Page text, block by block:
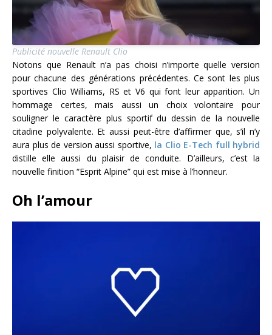
Publicité nouvelle Renault Clio
Notons que Renault n’a pas choisi n’importe quelle version
pour chacune des générations précédentes. Ce sont les plus
sportives Clio Williams, RS et V6 qui font leur apparition. Un
hommage certes, mais aussi un choix volontaire pour
souligner le caractère plus sportif du dessin de la nouvelle
citadine polyvalente. Et aussi peut-être d’affirmer que, s’il n’y
aura plus de version aussi sportive, la Clio E-Tech full hybrid
distille elle aussi du plaisir de conduite. D’ailleurs, c’est la
nouvelle finition “Esprit Alpine” qui est mise à l’honneur.
Oh l’amour